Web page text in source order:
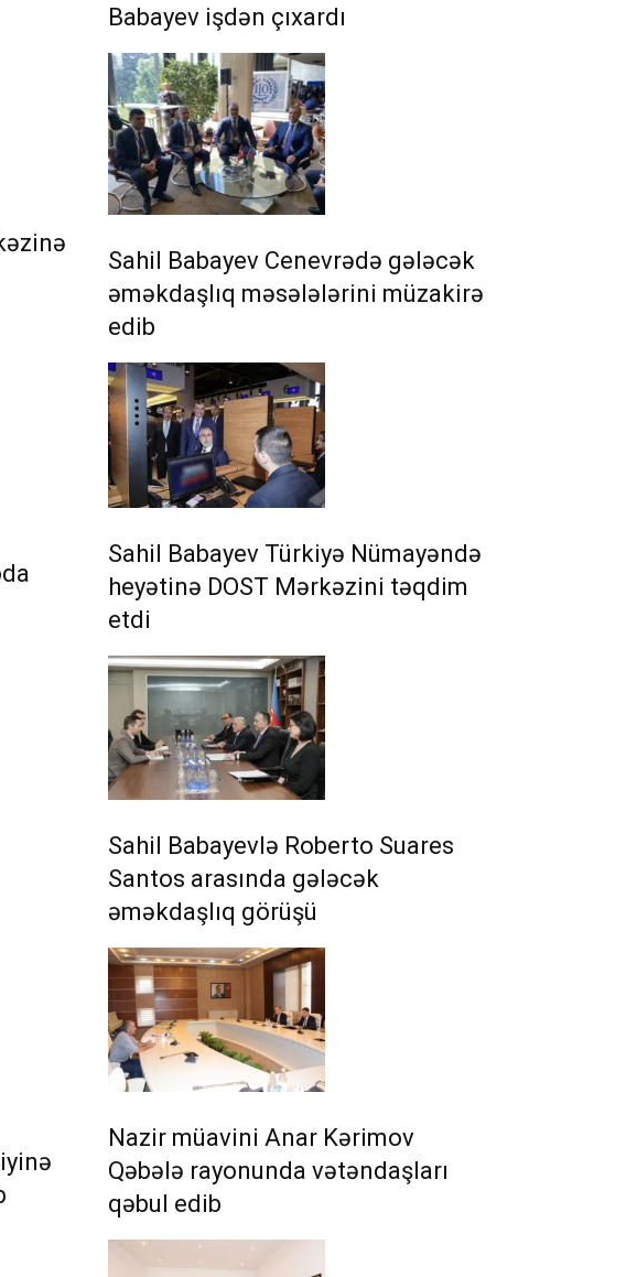
Babayev işdən çıxardı
Sahil Babayev Cenevrədə gələcək
əməkdaşlıq məsələlərini müzakirə
edib
Sahil Babayev Türkiyə Nümayəndə
heyətinə DOST Mərkəzini təqdim
etdi
Sahil Babayevlə Roberto Suares
Santos arasında gələcək
əməkdaşlıq görüşü
Nazir müavini Anar Kərimov
Qəbələ rayonunda vətəndaşları
qəbul edib